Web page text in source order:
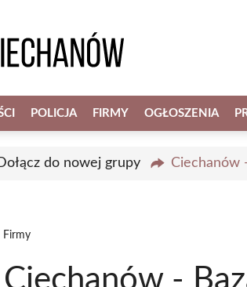
POLICJA FIRMY OGŁOSZENIA
do nowej grupy Ciechanów
Firmy
-